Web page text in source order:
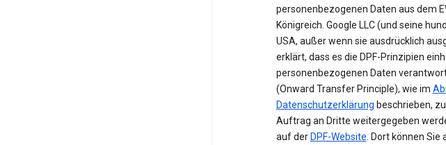
personenbezogenen Daten aus dem
Königreich. Google LLC (und seine
USA, außer wenn sie ausdrücklich
erklärt, dass es die DPF-Prinzipien
personenbezogenen Daten
(Onward Transfer Principle), wie im
Datenschutzerklärung beschrieben,
Auftrag an Dritte weitergegeben
auf der DPF-Website. Dort können Sie